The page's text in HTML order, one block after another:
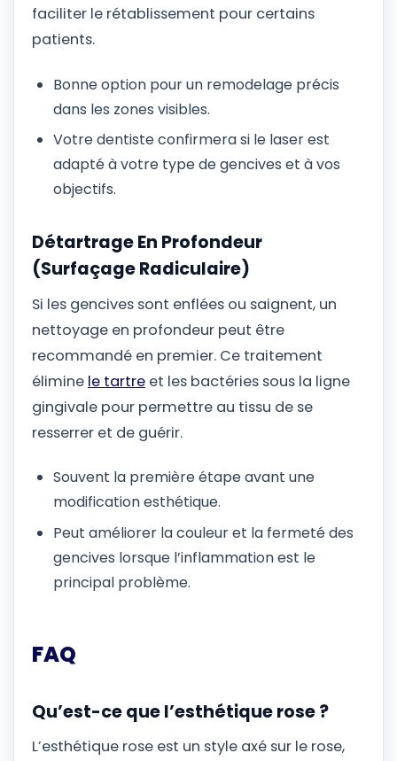
faciliter le rétablissement pour certains
patients.
Bonne option pour un remodelage précis
dans les zones visibles.
Votre dentiste confirmera si le laser est
adapté à votre type de gencives et à vos
objectifs.
Détartrage En Profondeur
(Surfaçage Radiculaire)
Si les gencives sont enflées ou saignent, un
nettoyage en profondeur peut être
recommandé en premier. Ce traitement
élimine le tartre et les bactéries sous la ligne
gingivale pour permettre au tissu de se
resserrer et de guérir.
Souvent la première étape avant une
modification esthétique.
Peut améliorer la couleur et la fermeté des
gencives lorsque l’inflammation est le
principal problème.
FAQ
Qu’est-ce que l’esthétique rose ?
L’esthétique rose est un style axé sur le rose,